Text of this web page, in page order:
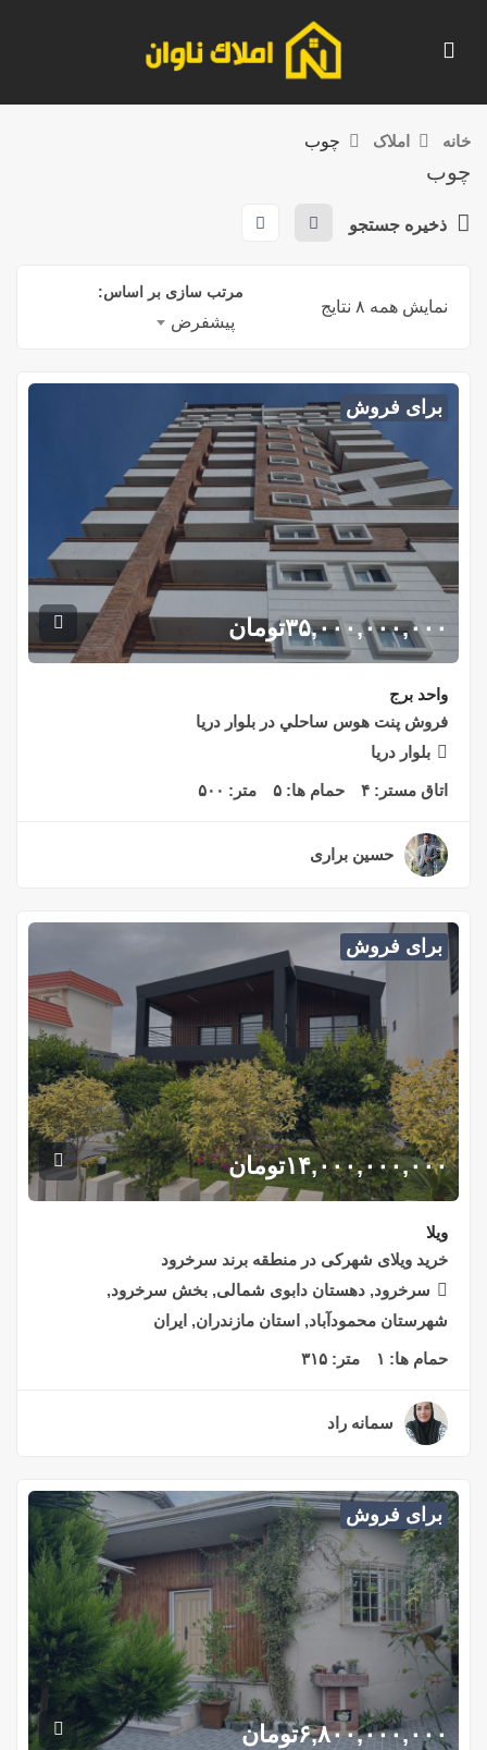
خانه املاک چوب
چوب
ذخیره جستجو
نمایش همه ۸ نتایج
مرتب سازی بر اساس:
پیشفرض
برای فروش
۳۵,۰۰۰,۰۰۰,۰۰۰تومان
واحد برج
فروش پنت هوس ساحلي در بلوار دريا
بلوار دريا
اتاق مستر: ۴ حمام ها: ۵ متر: ۵۰۰
حسین براری
برای فروش
۱۴,۰۰۰,۰۰۰,۰۰۰تومان
ویلا
خرید ویلای شهرکی در منطقه برند سرخرود
سرخرود, دهستان دابوی شمالی, بخش سرخرود,
شهرستان محمودآباد, استان مازندران, ایران
حمام ها: ۱ متر: ۳۱۵
سمانه راد
برای فروش
۶,۸۰۰,۰۰۰,۰۰۰تومان